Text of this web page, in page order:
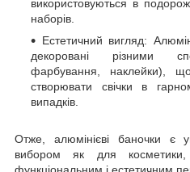
використовуються в
наборів.
Естетичний вигляд:
декоровані різними
фарбування, наклейки),
створювати свічки в
випадків.
Отже, алюмінієві баночки є
вибором як для